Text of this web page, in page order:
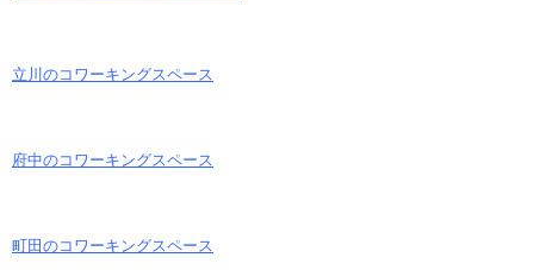
立川のコワーキングスペース
府中のコワーキングスペース
町田のコワーキングスペース